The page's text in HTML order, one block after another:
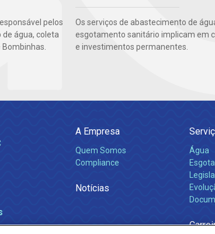
pelos
água, coleta
Os serviços de abastecimento de
esgotamento sanitário implicam em
e investimentos permanentes.
A Empresa
Quem Somos
Compliance
Notícias
Água